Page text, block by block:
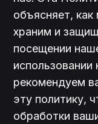
объясняет, как
храним и
посещении
использовании
рекомендуем
эту политику,
обработки